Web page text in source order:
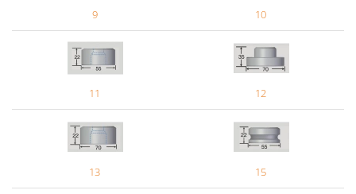
9 10
11 12
13 15